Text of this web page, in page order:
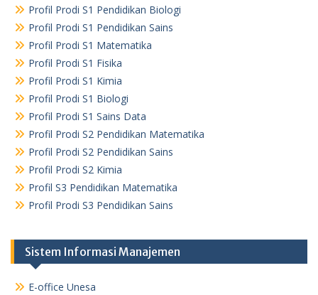
Profil Prodi S1 Pendidikan Biologi
Profil Prodi S1 Pendidikan Sains
Profil Prodi S1 Matematika
Profil Prodi S1 Fisika
Profil Prodi S1 Kimia
Profil Prodi S1 Biologi
Profil Prodi S1 Sains Data
Profil Prodi S2 Pendidikan Matematika
Profil Prodi S2 Pendidikan Sains
Profil Prodi S2 Kimia
Profil S3 Pendidikan Matematika
Profil Prodi S3 Pendidikan Sains
Sistem Informasi Manajemen
E-office Unesa